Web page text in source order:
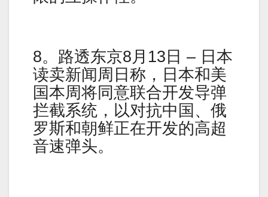
8。路透东京8月13日 – 日本
读卖新闻周日称，日本和美
国本周将同意联合开发导弹
拦截系统，以对抗中国、俄
罗斯和朝鲜正在开发的高超
音速弹头。